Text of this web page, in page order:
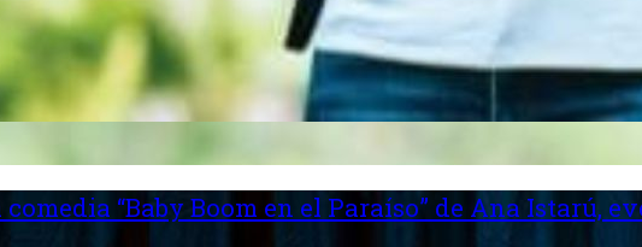
“Baby Boom en el Paraíso” de Ana Istarú,